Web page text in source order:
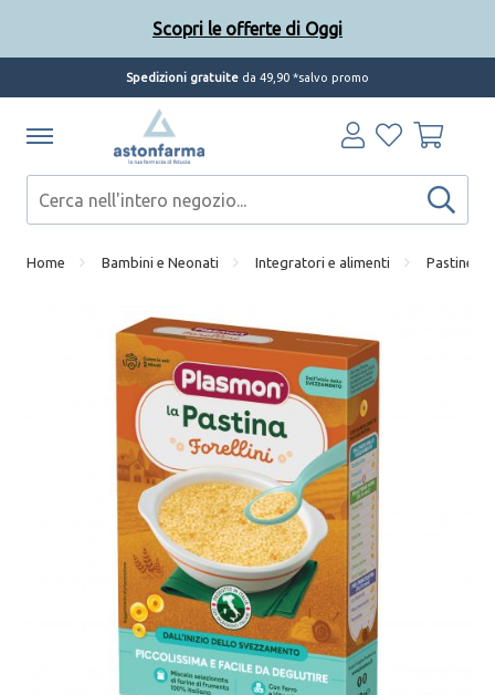
Spedizioni gratuite da 49,90 *salvo promo
Home Bambini e Neonati Integratori e alimenti Pastine
Scopri le offerte di Oggi